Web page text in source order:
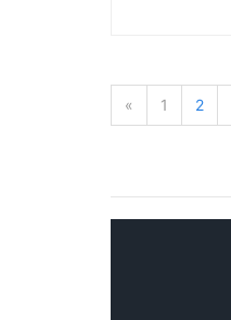
« 1 2